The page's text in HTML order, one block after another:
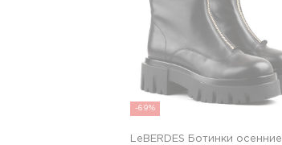
-69%
LeBERDES Ботинки осенние